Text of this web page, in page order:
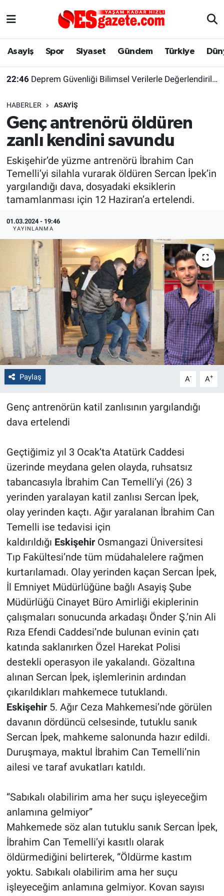
Asayiş Spor Siyaset Gündem Türkiye
22:46 Deprem Güvenliği Bilimsel Verilerle Değerlendirilmeli
HABERLER ASAYIŞ
Genç antrenörü öldüren
zanlı kendini savundu
Eskişehir’de yüzme antrenörü İbrahim Can
Temelli’yi silahla vurarak öldüren Sercan İpek’in
yargılandığı dava, dosyadaki eksiklerin
tamamlanması için 12 Haziran’a ertelendi.
01.03.2024 - 19:46
YAYINLANMA
Paylaş A- A+
Genç antrenörün katil zanlısının yargılandığı
dava ertelendi
Geçtiğimiz yıl 3 Ocak’ta Atatürk Caddesi
üzerinde meydana gelen olayda, ruhsatsız
tabancasıyla İbrahim Can Temelli’yi (26) 3
yerinden yaralayan katil zanlısı Sercan İpek,
olay yerinden kaçtı. Ağır yaralanan İbrahim Can
Temelli ise tedavisi için
kaldırıldığı EskişehirOsmangazi Üniversitesi
Tıp Fakültesi’nde tüm müdahalelere rağmen
kurtarılamadı. Olay yerinden kaçan Sercan İpek,
İl Emniyet Müdürlüğüne bağlı Asayiş Şube
Müdürlüğü Cinayet Büro Amirliği ekiplerinin
çalışmaları sonucunda arkadaşı Önder Ş.’nin Ali
Rıza Efendi Caddesi’nde bulunan evinin çatı
katında saklanırken Özel Harekat Polisi
destekli operasyon ile yakalandı. Gözaltına
alınan Sercan İpek, işlemlerinin ardından
çıkarıldıkları mahkemece tutuklandı.
Eskişehir5. Ağır Ceza Mahkemesi’nde görülen
davanın dördüncü celsesinde, tutuklu sanık
Sercan İpek, mahkeme salonunda hazır edildi.
Duruşmaya, maktul İbrahim Can Temelli’nin
ailesi ve taraf avukatları katıldı.
“Sabıkalı olabilirim ama her suçu işleyeceğim
anlamına gelmiyor”
Mahkemede söz alan tutuklu sanık Sercan İpek,
İbrahim Can Temelli’yi kasıtlı olarak
öldürmediğini belirterek, “Öldürme kastım
yoktu. Sabıkalı olabilirim ama her suçu
işleyeceğim anlamına gelmiyor. Kovan sayısı
Asayiş
Türkiye
Dünya
Sağlık
Alış-Veriş/İş dünyası
Yaşam
Eskişehirspor Arşivi
Eskişehir Arşivi
Röportaj
Ekonomi
Kültür Sanat
Politika
Bilecik
Kütahya
Gezi
Genel
Çevre
Magazin
Bilim ve Teknoloji
Eskişehir Nöbetçi Eczaneler
Süper Lig Puan Durumu ve Fikstür
Tüm Manşetler
Son Dakika Haberleri
Haber Arşivi